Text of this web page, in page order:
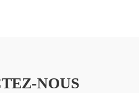
NOUS